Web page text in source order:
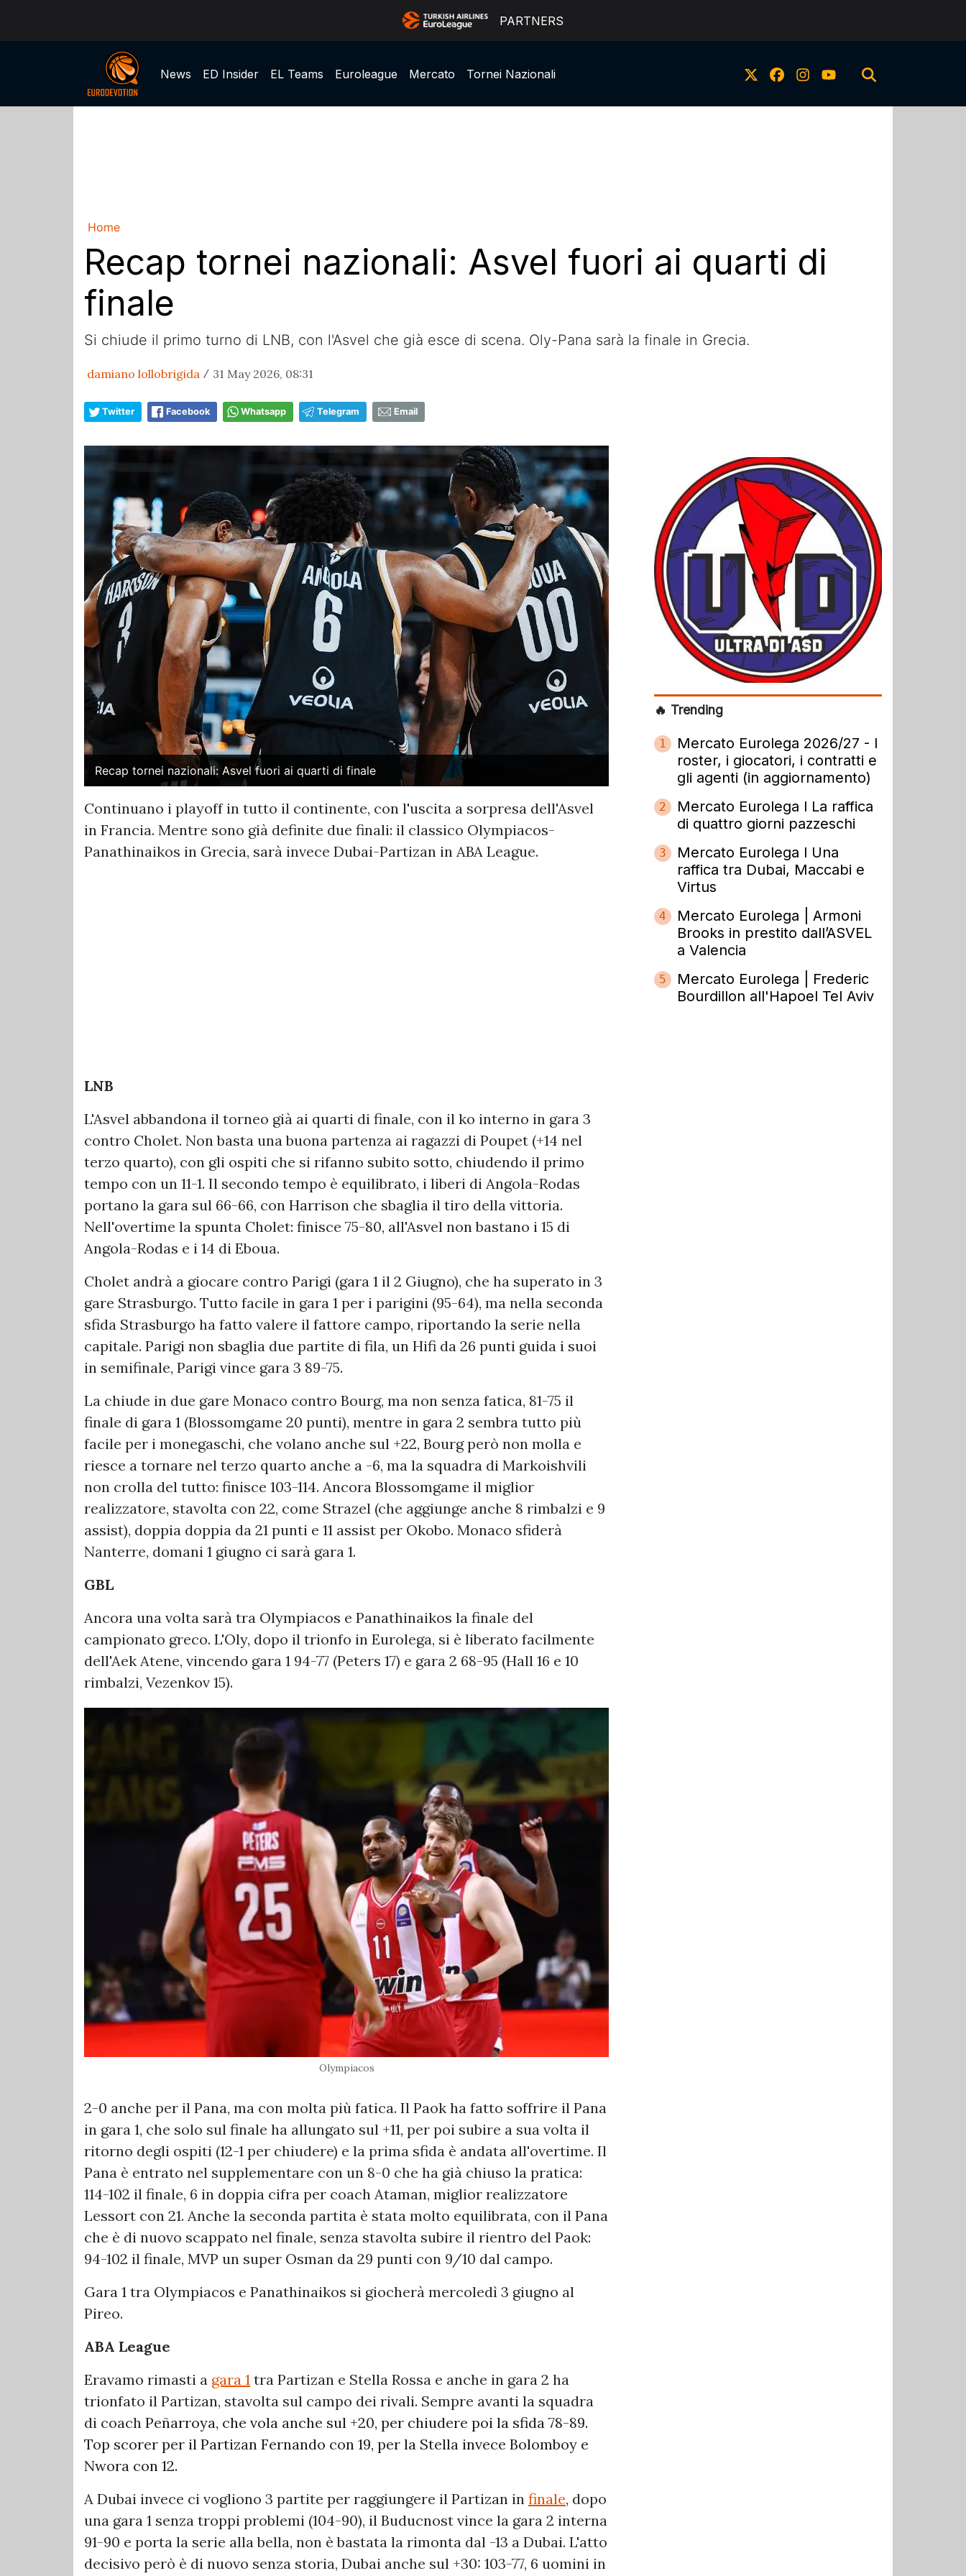
PARTNERS
News ED Insider EL Teams Euroleague Mercato Tornei Nazionali
Home
Recap tornei nazionali: Asvel fuori ai quarti di
finale
Si chiude il primo turno di LNB, con l'Asvel che già esce di scena. Oly-Pana sarà la finale in Grecia.
damiano lollobrigida / 31 May 2026, 08:31
Twitter Facebook Whatsapp Telegram Email
Recap tornei nazionali: Asvel fuori ai quarti di finale
Continuano i playoff in tutto il continente, con l'uscita a sorpresa dell'Asvel
in Francia. Mentre sono già definite due finali: il classico Olympiacos-
Panathinaikos in Grecia, sarà invece Dubai-Partizan in ABA League.
LNB
L'Asvel abbandona il torneo già ai quarti di finale, con il ko interno in gara 3
contro Cholet. Non basta una buona partenza ai ragazzi di Poupet (+14 nel
terzo quarto), con gli ospiti che si rifanno subito sotto, chiudendo il primo
tempo con un 11-1. Il secondo tempo è equilibrato, i liberi di Angola-Rodas
portano la gara sul 66-66, con Harrison che sbaglia il tiro della vittoria.
Nell'overtime la spunta Cholet: finisce 75-80, all'Asvel non bastano i 15 di
Angola-Rodas e i 14 di Eboua.
Cholet andrà a giocare contro Parigi (gara 1 il 2 Giugno), che ha superato in 3
gare Strasburgo. Tutto facile in gara 1 per i parigini (95-64), ma nella seconda
sfida Strasburgo ha fatto valere il fattore campo, riportando la serie nella
capitale. Parigi non sbaglia due partite di fila, un Hifi da 26 punti guida i suoi
in semifinale, Parigi vince gara 3 89-75.
La chiude in due gare Monaco contro Bourg, ma non senza fatica, 81-75 il
finale di gara 1 (Blossomgame 20 punti), mentre in gara 2 sembra tutto più
facile per i monegaschi, che volano anche sul +22, Bourg però non molla e
riesce a tornare nel terzo quarto anche a -6, ma la squadra di Markoishvili
non crolla del tutto: finisce 103-114. Ancora Blossomgame il miglior
realizzatore, stavolta con 22, come Strazel (che aggiunge anche 8 rimbalzi e 9
assist), doppia doppia da 21 punti e 11 assist per Okobo. Monaco sfiderà
Nanterre, domani 1 giugno ci sarà gara 1.
GBL
Ancora una volta sarà tra Olympiacos e Panathinaikos la finale del
campionato greco. L'Oly, dopo il trionfo in Eurolega, si è liberato facilmente
dell'Aek Atene, vincendo gara 1 94-77 (Peters 17) e gara 2 68-95 (Hall 16 e 10
rimbalzi, Vezenkov 15).
Olympiacos
2-0 anche per il Pana, ma con molta più fatica. Il Paok ha fatto soffrire il Pana
in gara 1, che solo sul finale ha allungato sul +11, per poi subire a sua volta il
ritorno degli ospiti (12-1 per chiudere) e la prima sfida è andata all'overtime. Il
Pana è entrato nel supplementare con un 8-0 che ha già chiuso la pratica:
114-102 il finale, 6 in doppia cifra per coach Ataman, miglior realizzatore
Lessort con 21. Anche la seconda partita è stata molto equilibrata, con il Pana
che è di nuovo scappato nel finale, senza stavolta subire il rientro del Paok:
94-102 il finale, MVP un super Osman da 29 punti con 9/10 dal campo.
Gara 1 tra Olympiacos e Panathinaikos si giocherà mercoledì 3 giugno al
Pireo.
ABA League
Eravamo rimasti a gara 1 tra Partizan e Stella Rossa e anche in gara 2 ha
trionfato il Partizan, stavolta sul campo dei rivali. Sempre avanti la squadra
di coach Peñarroya, che vola anche sul +20, per chiudere poi la sfida 78-89.
Top scorer per il Partizan Fernando con 19, per la Stella invece Bolomboy e
Nwora con 12.
A Dubai invece ci vogliono 3 partite per raggiungere il Partizan in finale, dopo
una gara 1 senza troppi problemi (104-90), il Buducnost vince la gara 2 interna
91-90 e porta la serie alla bella, non è bastata la rimonta dal -13 a Dubai. L'atto
decisivo però è di nuovo senza storia, Dubai anche sul +30: 103-77, 6 uomini in
🔥 Trending
1
Mercato Eurolega 2026/27 - I
roster, i giocatori, i contratti e
gli agenti (in aggiornamento)
2
Mercato Eurolega l La raffica
di quattro giorni pazzeschi
3
Mercato Eurolega l Una
raffica tra Dubai, Maccabi e
Virtus
4
Mercato Eurolega | Armoni
Brooks in prestito dall’ASVEL
a Valencia
5
Mercato Eurolega | Frederic
Bourdillon all'Hapoel Tel Aviv